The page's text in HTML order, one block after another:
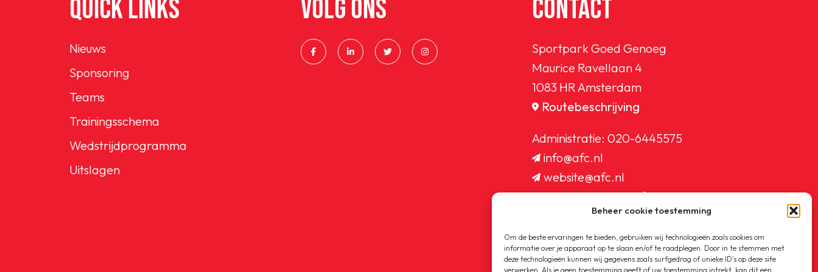
Beheer cookie toestemming
Om de beste ervaringen te bieden, gebruiken wij technologieën zoals cookies om
informatie over je apparaat op te slaan en/of te raadplegen. Door in te stemmen met
deze technologieën kunnen wij gegevens zoals surfgedrag of unieke ID's op deze site
verwerken. Als je geen toestemming geeft of uw toestemming intrekt, kan dit een
QUICK LINKS
Nieuws
Sponsoring
Teams
Trainingsschema
Wedstrijdprogramma
Uitslagen
VOLG ONS CONTACT
Sportpark Goed Genoeg
Maurice Ravellaan 4
1083 HR Amsterdam
Routebeschrijving
Administratie: 020-6445575
info@afc.nl
website@afc.nl
wedstrijdzaken@afc.nl
ledenadministratie@afc.nl